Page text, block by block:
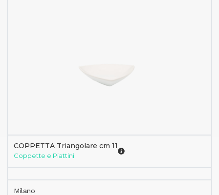
COPPETTA Triangolare cm 11
Coppette e Piattini
Milano